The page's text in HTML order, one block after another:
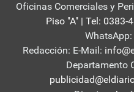
Oficinas Comerciales y
Piso "A" | Tel:
WhatsApp:
Redacción: E-Mail:
Departamento